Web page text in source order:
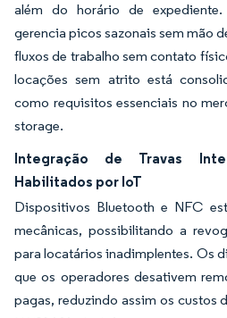
além do horário de
gerencia picos sazonais sem mão
fluxos de trabalho sem contato
locações sem atrito está
como requisitos essenciais no
storage.
Integração de Travas
Habilitados por IoT
Dispositivos Bluetooth e NFC
mecânicas, possibilitando a
para locatários inadimplentes. Os
que os operadores desativem
pagas, reduzindo assim os custos